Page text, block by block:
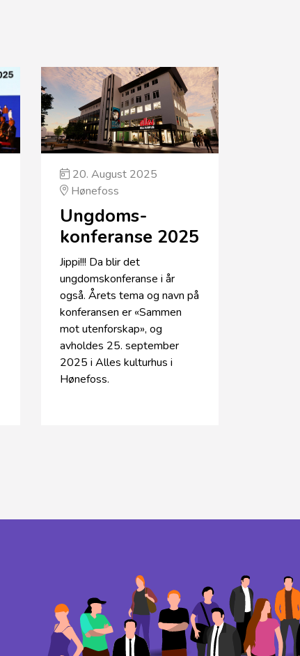
20. August 2025
Hønefoss
Ungdoms­
konferanse 2025
Jippi!!! Da blir det
ungdomskonferanse i år
også. Årets tema og navn på
konferansen er «Sammen
mot utenforskap», og
avholdes 25. september
2025 i Alles kulturhus i
Hønefoss.